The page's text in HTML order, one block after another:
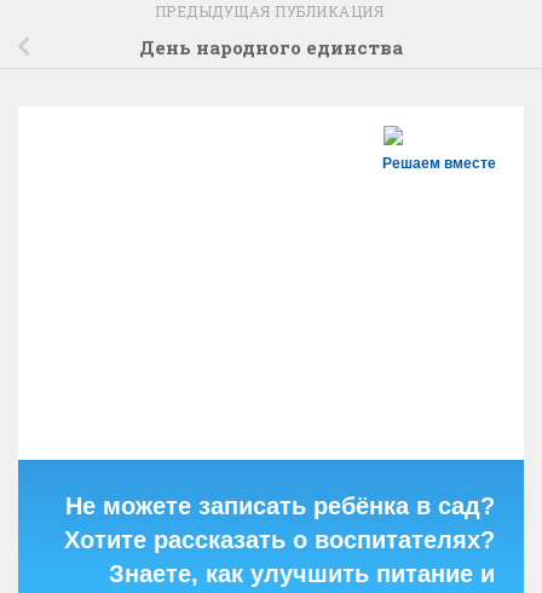
ПРЕДЫДУЩАЯ ПУБЛИКАЦИЯ
День народного единства
Решаем вместе
Не можете записать ребёнка в сад?
Хотите рассказать о воспитателях?
Знаете, как улучшить питание и